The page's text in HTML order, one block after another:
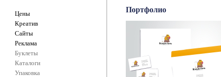
Цены
Креатив
Сайты
Реклама
Буклеты
Каталоги
Упаковка
Портфолио